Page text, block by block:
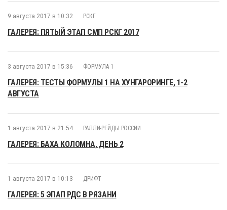
9 августа 2017 в 10:32 РСКГ
ГАЛЕРЕЯ: ПЯТЫЙ ЭТАП СМП РСКГ 2017
3 августа 2017 в 15:36 ФОРМУЛА 1
ГАЛЕРЕЯ: ТЕСТЫ ФОРМУЛЫ 1 НА ХУНГАРОРИНГЕ, 1-2
АВГУСТА
1 августа 2017 в 21:54 РАЛЛИ-РЕЙДЫ РОССИИ
ГАЛЕРЕЯ: БАХА КОЛОМНА, ДЕНЬ 2
1 августа 2017 в 10:13 ДРИФТ
ГАЛЕРЕЯ: 5 ЭПАП РДС В РЯЗАНИ